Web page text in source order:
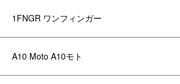
1FNGR ワンフィンガー
A10 Moto A10モト